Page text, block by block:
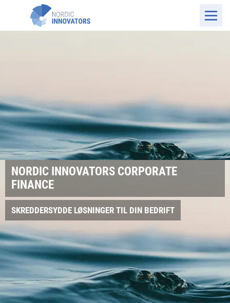
NORDIC INNOVATORS CORPORATE
FINANCE
SKREDDERSYDDE LØSNINGER TIL DIN BEDRIFT
NO Website Hva vi gjør Corporate Finance
Nordic Innovators gir